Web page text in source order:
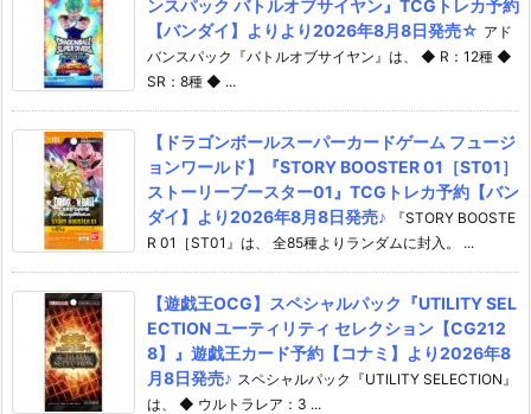
ンスパック バトルオブサイヤン』TCGトレカ予約
【バンダイ】よりより2026年8月8日発売☆ アド
バンスパック『バトルオブサイヤン』は、 ◆ R：12種 ◆
SR：8種 ◆ ...
【ドラゴンボールスーパーカードゲーム フュージ
ョンワールド】『STORY BOOSTER 01［ST01］
ストーリーブースター01』TCGトレカ予約【バン
ダイ】より2026年8月8日発売♪
『STORY BOOSTE
R 01［ST01』は、 全85種よりランダムに封入。 ...
【遊戯王OCG】スペシャルパック『UTILITY SEL
ECTION ユーティリティ セレクション【CG212
8】』遊戯王カード予約【コナミ】より2026年8
月8日発売♪ スペシャルパック『UTILITY SELECTION』
は、 ◆ ウルトラレア：3 ...